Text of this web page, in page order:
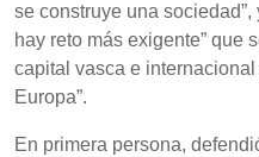
se construye una
hay reto más exigente” que
capital vasca e
Europa”.
En primera persona,